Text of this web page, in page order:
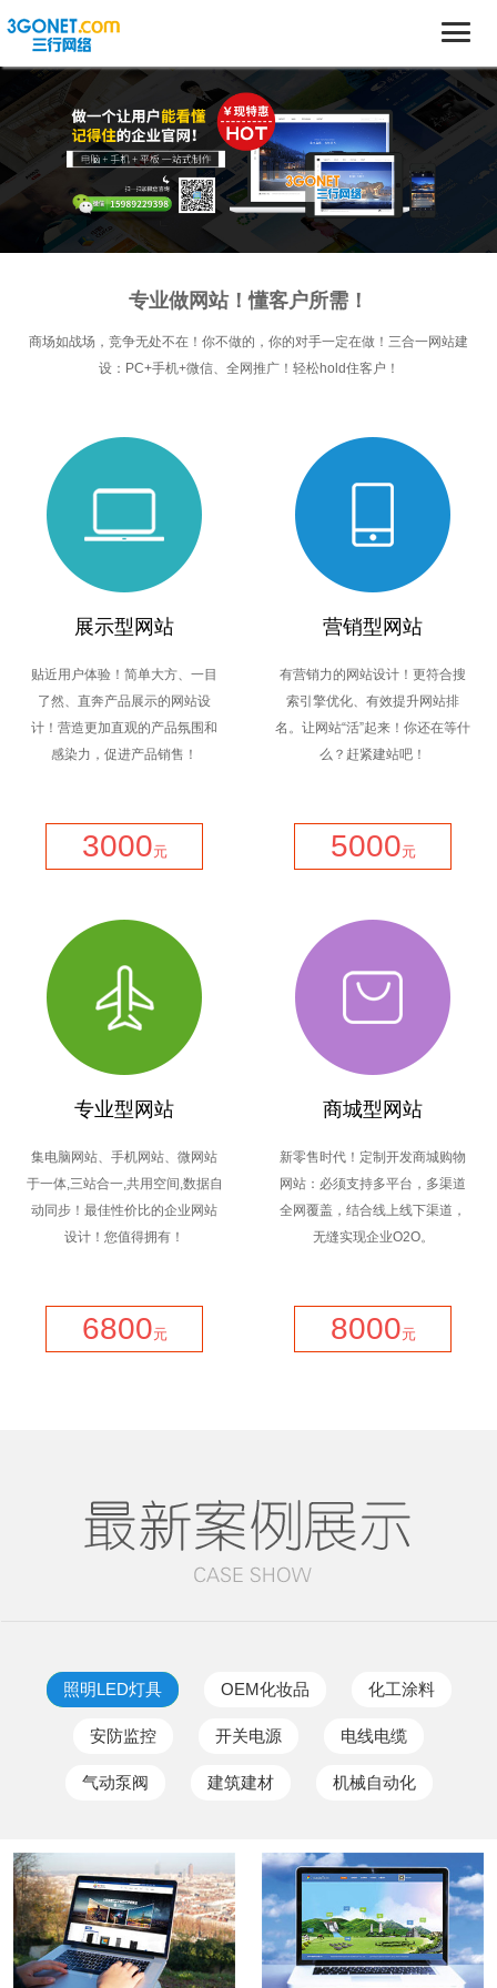
专业做网站！懂客户所需！
商场如战场，竞争无处不在！你不做的，你的对手一定在做！三合一网站建
设：PC+手机+微信、全网推广！轻松hold住客户！
展示型网站
贴近用户体验！简单大方、一目
了然、直奔产品展示的网站设
计！营造更加直观的产品氛围和
感染力，促进产品销售！
3000元
营销型网站
有营销力的网站设计！更符合搜
索引擎优化、有效提升网站排
名。让网站“活”起来！你还在等什
么？赶紧建站吧！
5000元
专业型网站
集电脑网站、手机网站、微网站
于一体,三站合一,共用空间,数据自
动同步！最佳性价比的企业网站
设计！您值得拥有！
6800元
商城型网站
新零售时代！定制开发商城购物
网站：必须支持多平台，多渠道
全网覆盖，结合线上线下渠道，
无缝实现企业O2O。
8000元
照明LED灯具 OEM化妆品 化工涂料
安防监控 开关电源 电线电缆
气动泵阀 建筑建材 机械自动化